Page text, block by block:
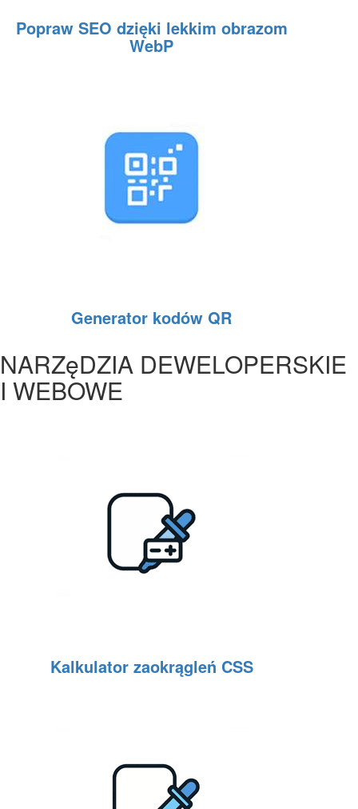
Popraw SEO dzięki lekkim obrazom
WebP
Generator kodów QR
NARZęDZIA DEWELOPERSKIE
I WEBOWE
Kalkulator zaokrągleń CSS